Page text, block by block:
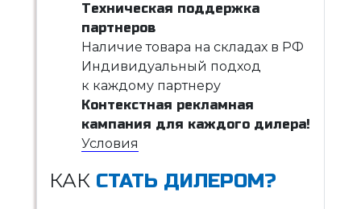
Техническая поддержка
партнеров
Наличие товара на складах в РФ
Индивидуальный подход
к каждому партнеру
Контекстная рекламная
кампания для каждого дилера!
Условия
КАК СТАТЬ ДИЛЕРОМ?